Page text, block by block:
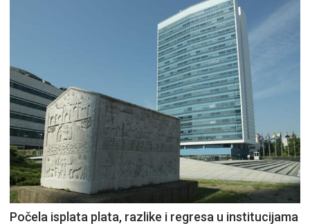
Počela isplata plata, razlike i regresa u institucijama